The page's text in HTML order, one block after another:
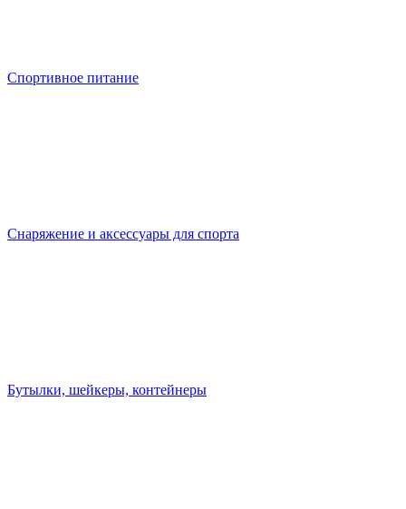
Спортивное питание
Снаряжение и аксессуары для спорта
Бутылки, шейкеры, контейнеры